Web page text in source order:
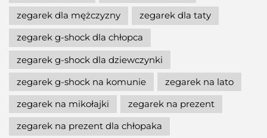
zegarek dla mężczyzny
zegarek dla taty
zegarek g-shock dla chłopca
zegarek g-shock dla dziewczynki
zegarek g-shock na komunie
zegarek na lato
zegarek na mikołajki
zegarek na prezent
zegarek na prezent dla chłopaka